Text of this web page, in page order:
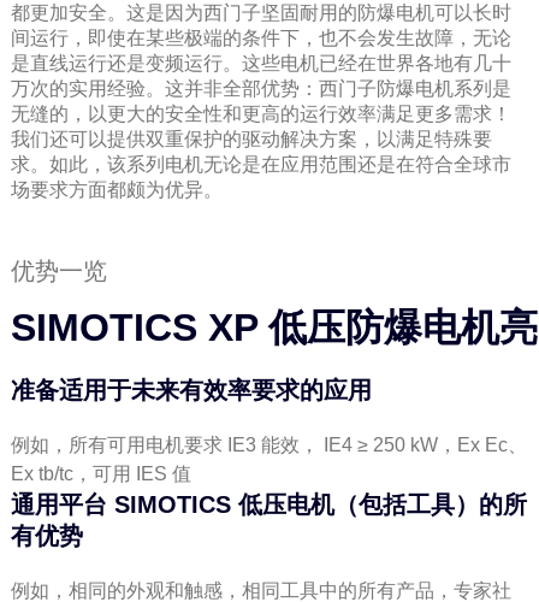
都更加安全。这是因为西门子坚固耐用的防爆电机可以长时
间运行，即使在某些极端的条件下，也不会发生故障，无论
是直线运行还是变频运行。这些电机已经在世界各地有几十
万次的实用经验。这并非全部优势：西门子防爆电机系列是
无缝的，以更大的安全性和更高的运行效率满足更多需求！
我们还可以提供双重保护的驱动解决方案，以满足特殊要
求。如此，该系列电机无论是在应用范围还是在符合全球市
场要求方面都颇为优异。
优势一览
SIMOTICS XP 低压防爆电机
准备适用于未来有效率要求的应用
例如，所有可用电机要求 IE3 能效， IE4 ≥ 250 kW，Ex Ec、
Ex tb/tc，可用 IES 值
通用平台 SIMOTICS 低压电机（包括工具）的所
有优势
例如，相同的外观和触感，相同工具中的所有产品，专家社